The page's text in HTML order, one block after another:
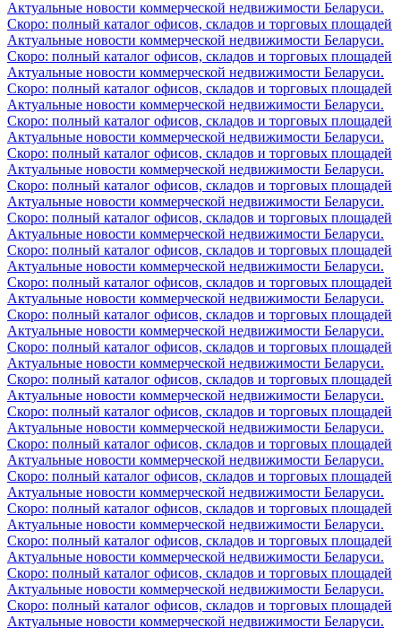
Актуальные новости коммерческой недвижимости Беларуси.
Скоро: полный каталог офисов, складов и торговых площадей
Актуальные новости коммерческой недвижимости Беларуси.
Скоро: полный каталог офисов, складов и торговых площадей
Актуальные новости коммерческой недвижимости Беларуси.
Скоро: полный каталог офисов, складов и торговых площадей
Актуальные новости коммерческой недвижимости Беларуси.
Скоро: полный каталог офисов, складов и торговых площадей
Актуальные новости коммерческой недвижимости Беларуси.
Скоро: полный каталог офисов, складов и торговых площадей
Актуальные новости коммерческой недвижимости Беларуси.
Скоро: полный каталог офисов, складов и торговых площадей
Актуальные новости коммерческой недвижимости Беларуси.
Скоро: полный каталог офисов, складов и торговых площадей
Актуальные новости коммерческой недвижимости Беларуси.
Скоро: полный каталог офисов, складов и торговых площадей
Актуальные новости коммерческой недвижимости Беларуси.
Скоро: полный каталог офисов, складов и торговых площадей
Актуальные новости коммерческой недвижимости Беларуси.
Скоро: полный каталог офисов, складов и торговых площадей
Актуальные новости коммерческой недвижимости Беларуси.
Скоро: полный каталог офисов, складов и торговых площадей
Актуальные новости коммерческой недвижимости Беларуси.
Скоро: полный каталог офисов, складов и торговых площадей
Актуальные новости коммерческой недвижимости Беларуси.
Скоро: полный каталог офисов, складов и торговых площадей
Актуальные новости коммерческой недвижимости Беларуси.
Скоро: полный каталог офисов, складов и торговых площадей
Актуальные новости коммерческой недвижимости Беларуси.
Скоро: полный каталог офисов, складов и торговых площадей
Актуальные новости коммерческой недвижимости Беларуси.
Скоро: полный каталог офисов, складов и торговых площадей
Актуальные новости коммерческой недвижимости Беларуси.
Скоро: полный каталог офисов, складов и торговых площадей
Актуальные новости коммерческой недвижимости Беларуси.
Скоро: полный каталог офисов, складов и торговых площадей
Актуальные новости коммерческой недвижимости Беларуси.
Скоро: полный каталог офисов, складов и торговых площадей
Актуальные новости коммерческой недвижимости Беларуси.